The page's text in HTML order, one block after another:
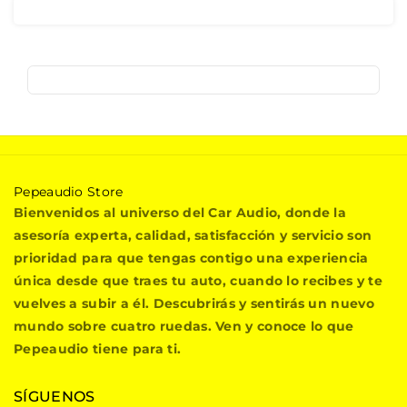
P
e
p
a
u
d
i
o
o
Pepeaudio Store
Bienvenidos al universo del Car Audio, donde la
asesoría experta, calidad, satisfacción y servicio son
prioridad para que tengas contigo una experiencia
única desde que traes tu auto, cuando lo recibes y te
vuelves a subir a él. Descubrirás y sentirás un nuevo
mundo sobre cuatro ruedas. Ven y conoce lo que
Pepeaudio tiene para ti.
SÍGUENOS